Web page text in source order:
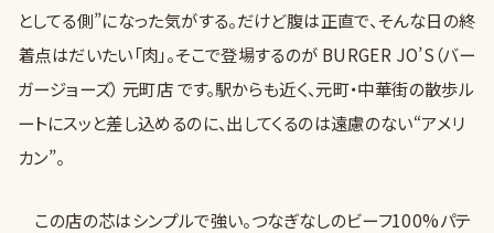
としてる側”になった気がする。だけど腹は正直で、そんな日の終
着点はだいたい「肉」。そこで登場するのが BURGER JO’S（バー
ガージョーズ） 元町店 です。駅からも近く、元町・中華街の散歩ル
ートにスッと差し込めるのに、出してくるのは遠慮のない“アメリ
カン”。
この店の芯はシンプルで強い。つなぎなしのビーフ100%パテ